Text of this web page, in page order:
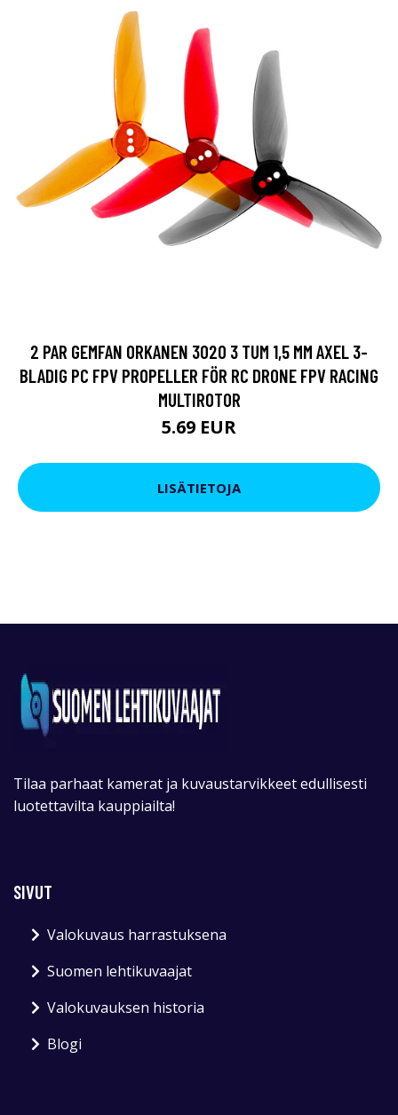
2 PAR GEMFAN ORKANEN 3020 3 TUM 1,5 MM AXEL 3-
BLADIG PC FPV PROPELLER FÖR RC DRONE FPV RACING
MULTIROTOR
5.69 EUR
LISÄTIETOJA
Tilaa parhaat kamerat ja kuvaustarvikkeet edullisesti
luotettavilta kauppiailta!
SIVUT
Valokuvaus harrastuksena
Suomen lehtikuvaajat
Valokuvauksen historia
Blogi